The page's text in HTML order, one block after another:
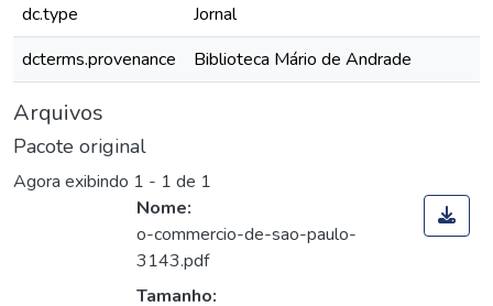
dc.type
Jornal
dcterms.provenance
Biblioteca Mário de Andrade
Arquivos
Pacote original
Agora exibindo 1 - 1 de 1
Nome:
o-commercio-de-sao-paulo-
3143.pdf
Tamanho: